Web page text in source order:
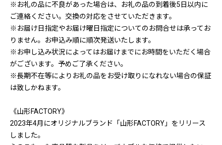
※お礼の品に不良があった場合は、お礼の品の到着後5日以内に
ご連絡ください。交換の対応をさせていただきます。
※お届け日指定やお届け曜日指定についてのお問合せは承ってお
りません。お申込み順に順次発送いたします。
※お申し込み状況によってはお届けまでにお時間をいただく場合
がございます。予めご了承ください。
※長期不在等によりお礼の品をお受け取りになれない場合の保証
は致しかねます。
《山形FACTORY》
2023年4月にオリジナルブランド「山形FACTORY」をリリース
しました。